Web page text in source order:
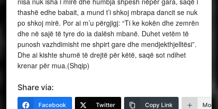
thashë edhe babait, a mund t’i shkoj mbrapa dancit se nuk
po shkoj mirë. Por ai m’u përgjigj: “Ti ke kokën dhe zemrën
dhe në sajë të tyre do ia dalësh mbanë. Duhet vetëm të
punosh vazhdimisht me shpirt gare dhe mendjekthjelltësi”.
Dhe ai kishte shumë të drejtë për këtë, saqë sot ndihet
krenar për mua.(Shqip)
Share via:
Facebook Twitter Copy Link More